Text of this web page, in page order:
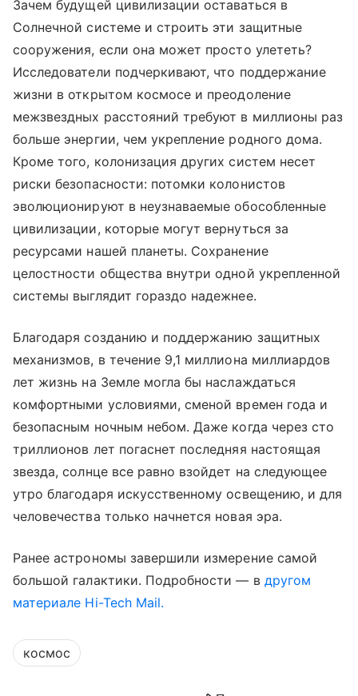
Зачем будущей цивилизации оставаться в
Солнечной системе и строить эти защитные
сооружения, если она может просто улететь?
Исследователи подчеркивают, что поддержание
жизни в открытом космосе и преодоление
межзвездных расстояний требуют в миллионы раз
больше энергии, чем укрепление родного дома.
Кроме того, колонизация других систем несет
риски безопасности: потомки колонистов
эволюционируют в неузнаваемые обособленные
цивилизации, которые могут вернуться за
ресурсами нашей планеты. Сохранение
целостности общества внутри одной укрепленной
системы выглядит гораздо надежнее.
Благодаря созданию и поддержанию защитных
механизмов, в течение 9,1 миллиона миллиардов
лет жизнь на Земле могла бы наслаждаться
комфортными условиями, сменой времен года и
безопасным ночным небом. Даже когда через сто
триллионов лет погаснет последняя настоящая
звезда, солнце все равно взойдет на следующее
утро благодаря искусственному освещению, и для
человечества только начнется новая эра.
Ранее астрономы завершили измерение самой
большой галактики. Подробности — в другом
материале Hi-Tech Mail.
космос